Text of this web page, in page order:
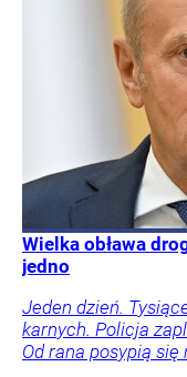
Wielka obława
jedno
Jeden dzień.
karnych. Policja
Od rana posypią się